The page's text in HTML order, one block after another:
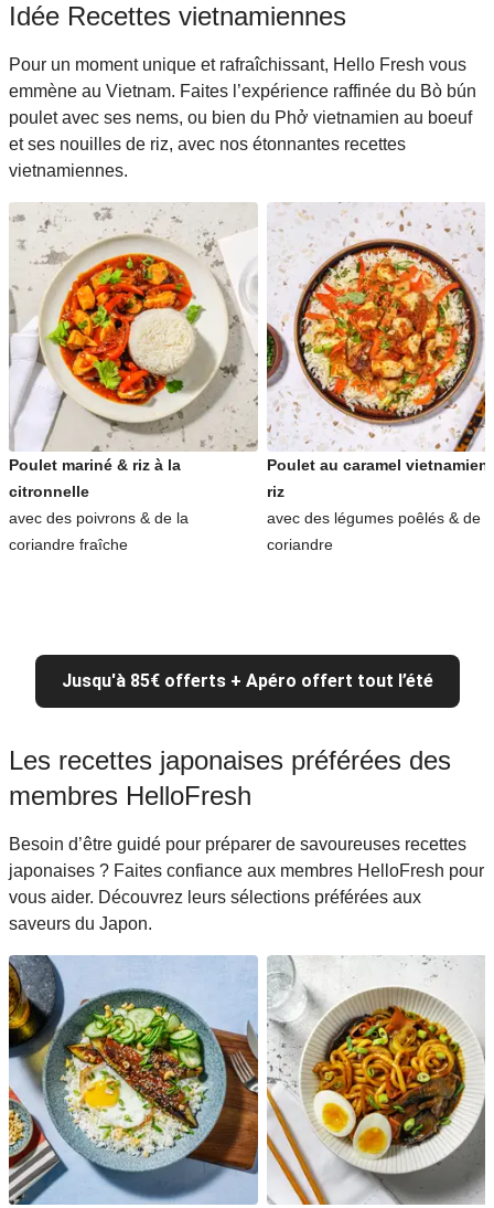
Idée Recettes vietnamiennes
Pour un moment unique et rafraî​chissant, Hello Fresh vous
emmène au Vietnam. Faites l’expérience raffinée du Bò bún
poulet avec ses nems, ou bien du Phở vietnamien au boeuf
et ses nouilles de riz, avec nos étonnantes recettes
vietnamiennes.
Poulet mariné & riz à la
citronnelle
avec des poivrons & de la
coriandre fraîche
Poulet au caramel vietnamien
riz
avec des légumes poêlés & de
coriandre
Jusqu'à 85€ offerts + Apéro offert tout l’été
Les recettes japonaises préférées des
membres HelloFresh
Besoin d’être guidé pour préparer de savoureuses recettes
japonaises ? Faites confiance aux membres HelloFresh pour
vous aider. Découvrez leurs sélections préférées aux
saveurs du Japon.